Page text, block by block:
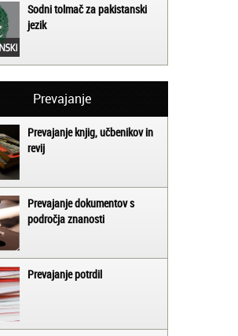
Sodni tolmač za pakistanski
jezik
Prevajanje
Prevajanje knjig, učbenikov in
revij
Prevajanje dokumentov s
področja znanosti
Prevajanje potrdil